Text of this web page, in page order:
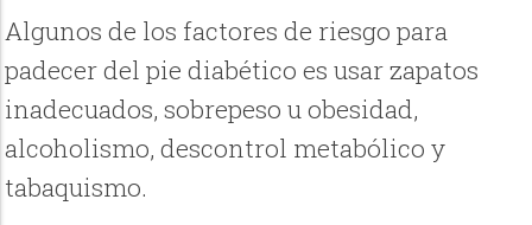
Algunos de los factores de riesgo para
padecer del pie diabético es usar zapatos
inadecuados, sobrepeso u obesidad,
alcoholismo, descontrol metabólico y
tabaquismo.